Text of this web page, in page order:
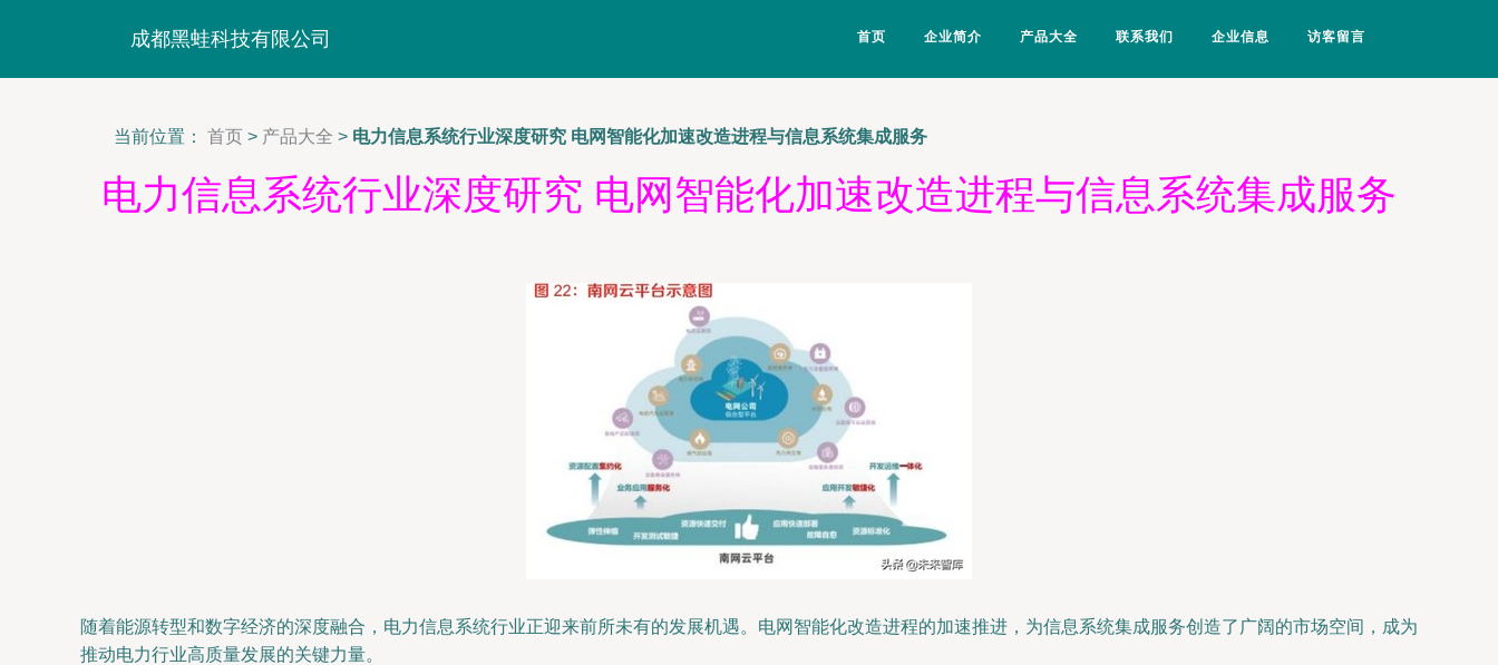
成都黑蛙科技有限公司 首页 企业简介 产品大全 联系我们 企业信息 访客留言
当前位置： 首页 > 产品大全 > 电力信息系统行业深度研究 电网智能化加速改造进程与信息系统集成服务
电力信息系统行业深度研究 电网智能化加速改造进程与信息系统集成服务
随着能源转型和数字经济的深度融合，电力信息系统行业正迎来前所未有的发展机遇。电网智能化改造进程的加速推进，为信息系统集成服务创造了广阔的市场空间，成为
推动电力行业高质量发展的关键力量。